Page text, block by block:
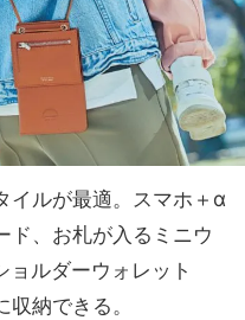
イルが最適。スマホ＋α
ド、お札が入るミニウ
ョルダーウォレット
納できる。